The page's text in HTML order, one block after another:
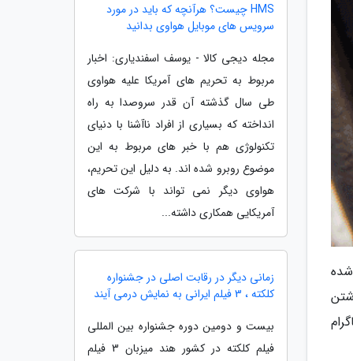
HMS چیست؟ هرآنچه که باید در مورد
سرویس های موبایل هواوی بدانید
مجله دیجی کالا - یوسف اسفندیاری: اخبار
مربوط به تحریم های آمریکا علیه هواوی
طی سال گذشته آن قدر سروصدا به راه
انداخته که بسیاری از افراد ناآشنا با دنیای
تکنولوژی هم با خبر های مربوط به این
موضوع روبرو شده اند. به دلیل این تحریم،
هواوی دیگر نمی تواند با شرکت های
آمریکایی همکاری داشته...
زمانی دیگر در رقابت اصلی در جشنواره
کلکته ، 3 فیلم ایرانی به نمایش درمی آیند
بیست و دومین دوره جشنواره بین المللی
فیلم کلکته در کشور هند میزبان 3 فیلم